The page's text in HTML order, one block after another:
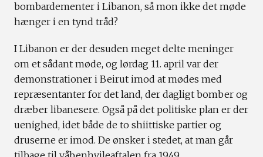
bombardementer i Libanon, så mon ikke det møde
hænger i en tynd tråd?
I Libanon er der desuden meget delte meninger
om et sådant møde, og lørdag 11. april var der
demonstrationer i Beirut imod at mødes med
repræsentanter for det land, der dagligt bomber og
dræber libanesere. Også på det politiske plan er der
uenighed, idet både de to shiittiske partier og
druserne er imod. De ønsker i stedet, at man går